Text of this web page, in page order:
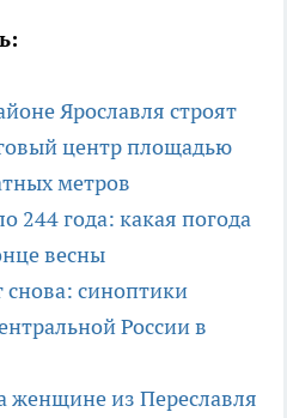
Ярославля строят
центр площадью
метров
244 года: какая погода
весны
снова: синоптики
России в
женщине из Переславля